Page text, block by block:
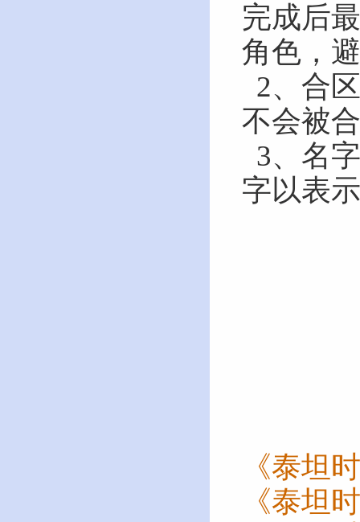
完成后
角色，
2、合
不会被
3、名
字以表
《泰坦
《泰坦